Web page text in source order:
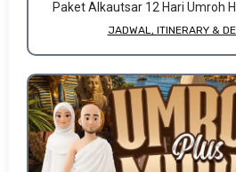
Paket Alkautsar 12 Hari Umroh
JADWAL, ITINERARY &